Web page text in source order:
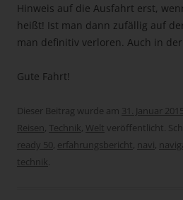
Hinweis auf die Ausfahrt erst,
heißt! Ist man dann zufällig auf
man definitiv verloren. Auch in der
Gute Fahrt!
Dieser Beitrag wurde am 31. Januar 2015
Reisen, Technik, Welt veröffentlicht.
ready 50, erfahrungsbericht, navi,
technik